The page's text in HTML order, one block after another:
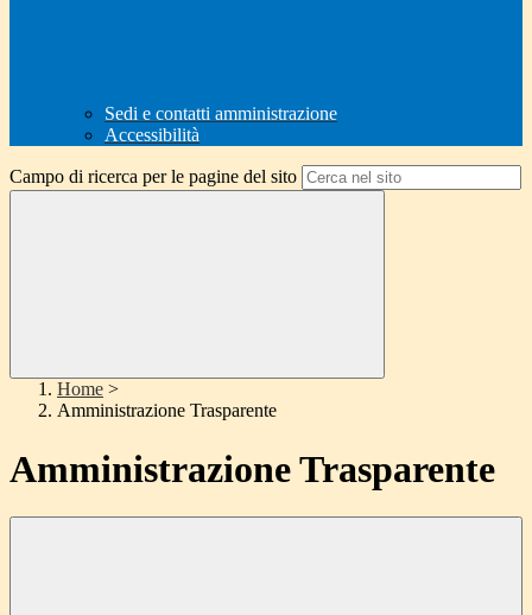
Sedi e contatti amministrazione
Accessibilità
Campo di ricerca per le pagine del sito
Home >
Amministrazione Trasparente
Amministrazione Trasparente